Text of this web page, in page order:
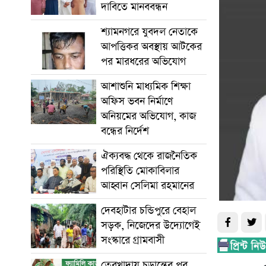
দাবিতে মানববন্ধন
শ্যামনগরে যুবদল নেতাকে
আপত্তিকর অবস্থায় আটকের
পর মারধরের অভিযোগ
আশাশুনি মাধ্যমিক শিক্ষা
অফিস ভবন নির্মাণে
অনিয়মের অভিযোগ, কাজ
বন্ধের নির্দেশ
ঐক্যবদ্ধ থেকে রাজনৈতিক
পরিস্থিতি মোকাবিলার
আহ্বান সেলিমা রহমানের
দেবহাটার চন্ডিপুরে বেহাল
সড়ক, নিজেদের উদ্যোগেই
সংস্কারে গ্রামবাসী